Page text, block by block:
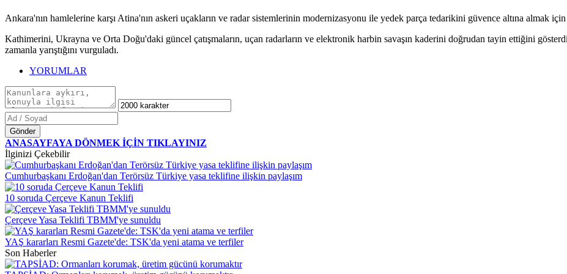
Ankara'nın hamlelerine karşı Atina'nın askeri uçakların ve radar sistemlerinin modernizasyonu ile yedek parça tedarikini güvence altına almak
Kathimerini, Ukrayna ve Orta Doğu'daki güncel çatışmaların, uçan radarların ve elektronik harbin savaşın kaderini doğrudan tayin ettiğini
zamanla yarıştığını vurguladı.
YORUMLAR
Gönder
ANASAYFAYA DÖNMEK İÇİN TIKLAYINIZ
İlginizi Çekebilir
Cumhurbaşkanı Erdoğan'dan Terörsüz Türkiye yasa teklifine ilişkin paylaşım
10 soruda Çerçeve Kanun Teklifi
Çerçeve Yasa Teklifi TBMM'ye sunuldu
YAŞ kararları Resmi Gazete'de: TSK'da yeni atama ve terfiler
Son Haberler